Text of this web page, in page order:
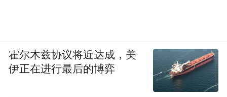
霍尔木兹协议将近达成，美
伊正在进行最后的博弈